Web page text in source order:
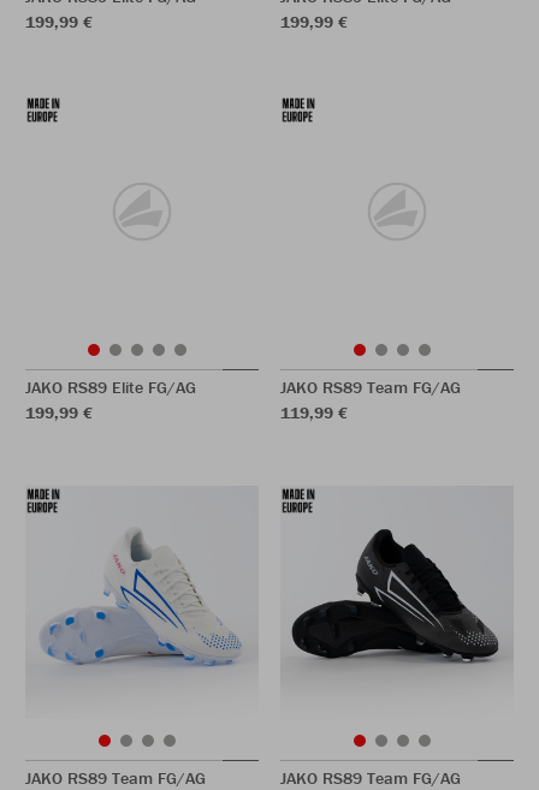
199,99 €
199,99 €
JAKO RS89 Elite FG/AG
199,99 €
JAKO RS89 Team FG/AG
119,99 €
JAKO RS89 Team FG/AG
JAKO RS89 Team FG/AG